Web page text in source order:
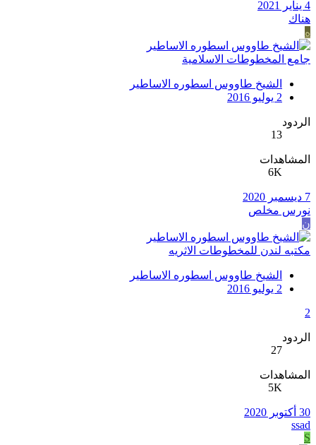
4 يناير 2021
هناك
ه
جامع المخطوطات الاسلامية
الشيخ طاووس اسطوره الاساطير
2 يوليو 2016
الردود
13
المشاهدات
6K
7 ديسمبر 2020
نورس مخلص
ن
مكتبه لندن للمخطوطات الاثريه
الشيخ طاووس اسطوره الاساطير
2 يوليو 2016
2
الردود
27
المشاهدات
5K
30 أكتوبر 2020
ssad
S